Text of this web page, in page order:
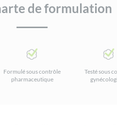
de formulation
Formulé sous contrôle
pharmaceutique
Testé sous